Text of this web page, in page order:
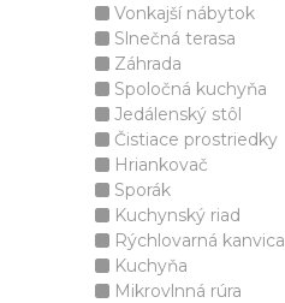
Vonkajší nábytok
Slnečná terasa
Záhrada
Spoločná kuchyňa
Jedálenský stôl
Čistiace prostriedky
Hriankovač
Sporák
Kuchynský riad
Rýchlovarná kanvica
Kuchyňa
Mikrovlnná rúra